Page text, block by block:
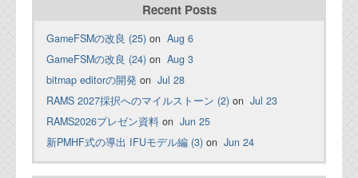
Recent Posts
GameFSMの改良 (25) on Aug 6
GameFSMの改良 (24) on Aug 3
bitmap editorの開発 on Jul 28
RAMS 2027採択へのマイルストーン (2) on Jul 23
RAMS2026プレゼン資料 on Jun 25
新PMHF式の導出 IFUモデル編 (3) on Jun 24